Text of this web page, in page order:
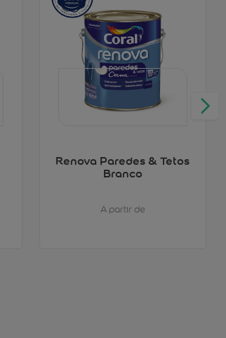
Renova Paredes & Tetos
Branco
A partir de